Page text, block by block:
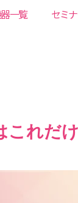
一覧 セミ
これ